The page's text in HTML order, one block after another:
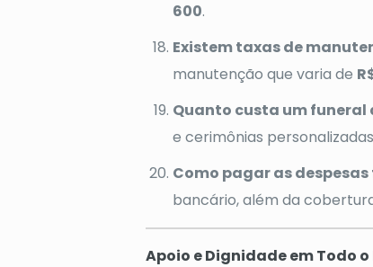
600.
Existem taxas de
manutenção que varia de
Quanto custa um funeral
e cerimônias
Como pagar as
bancário, além da
Apoio e Dignidade em Todo o